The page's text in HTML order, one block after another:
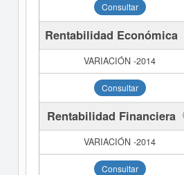
Consultar
Rentabilidad Económica
Consultar
Rentabilidad Financiera
Consultar